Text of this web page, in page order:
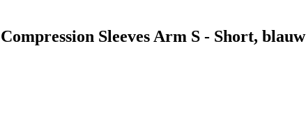
Sleeves Arm S - Short, blauw